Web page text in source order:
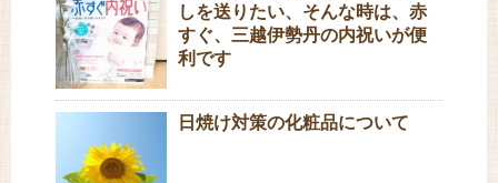
しを送りたい、そんな時は、赤
すぐ、三越伊勢丹の内祝いが便
利です
日焼け対策の化粧品について